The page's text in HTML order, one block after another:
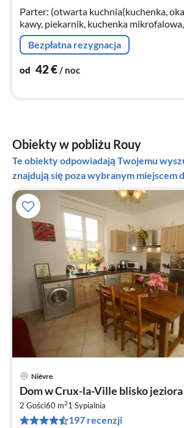
Parter: (otwarta kuchnia(kuchenka,
kawy, piekarnik, kuchenka
naczyń), salon/jadalnia(TV(flatscreen,
Bezpłatna rezygnacja
od 42€/ noc
Obiekty w pobliżu Rouy
Te obiekty odpowiadają Twojemu
znajdują się poza wybranym miejscem
Nièvre
Dom w Crux-la-Ville blisko jeziora
2 Gości60 m21 Sypialnia
197 recenzji